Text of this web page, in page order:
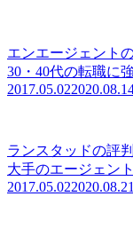
エンエージェント
30・40代の転職に
2017.05.02
ランスタッドの評
大手のエージェン
2017.05.022020.08.21